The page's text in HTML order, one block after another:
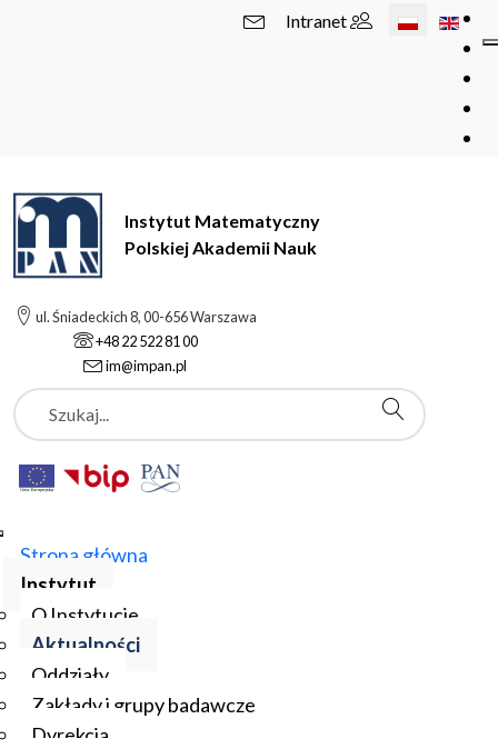
Wybierz swój
Intranet
Instytut Matematyczny
Polskiej Akademii Nauk
ul. Śniadeckich 8, 00-656 Warszawa
+48 22 522 81 00
im@impan.pl
Szukaj
Strona główna
Instytut
O Instytucie
Aktualności
Oddziały
Zakłady i grupy badawcze
Dyrekcja